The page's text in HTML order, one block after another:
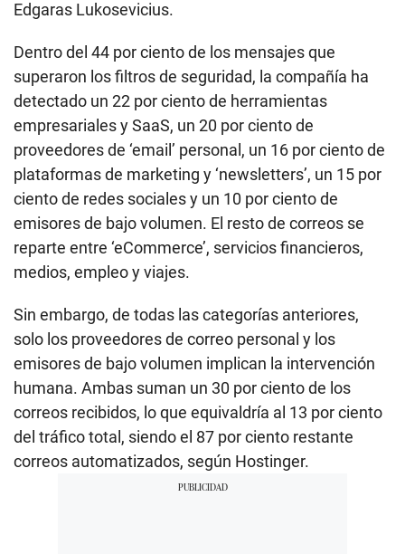
Edgaras Lukosevicius.
Dentro del 44 por ciento de los mensajes que
superaron los filtros de seguridad, la compañía ha
detectado un 22 por ciento de herramientas
empresariales y SaaS, un 20 por ciento de
proveedores de ‘email’ personal, un 16 por ciento de
plataformas de marketing y ‘newsletters’, un 15 por
ciento de redes sociales y un 10 por ciento de
emisores de bajo volumen. El resto de correos se
reparte entre ‘eCommerce’, servicios financieros,
medios, empleo y viajes.
Sin embargo, de todas las categorías anteriores,
solo los proveedores de correo personal y los
emisores de bajo volumen implican la intervención
humana. Ambas suman un 30 por ciento de los
correos recibidos, lo que equivaldría al 13 por ciento
del tráfico total, siendo el 87 por ciento restante
correos automatizados, según Hostinger.